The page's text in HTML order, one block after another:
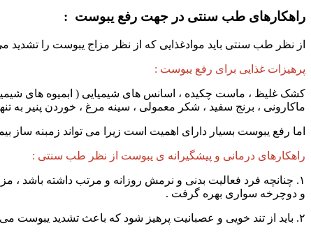
راهکارهای طب سنتی در جهت رفع یبوست :
از نظر طب سنتی باید موادغذایی که از نظر مزاج یبوست را تشدید
پرهیزات غذایی برای رفع یبوست :
کشک غلیظ ، ماست چکیده ، اسانس های شیمیایی ( ابمیوه های
ماکارونی ، برنج سفید ، شکر معمولی ، سینه مرغ ، خوردن پنیر به
اما رفع یبوست بسیار دارای اهمیت است زیرا می تواند زمبنه ساز
راهکارهای درمانی و پیشگیرانه ی یبوست از نظر طب سنتی :
۱. چنانچه فرد فعالیت بدنی و نرمش روزانه و مرتب داشته باشد
و دوچرخه سواری بهره گرفت .
۲. باید از تند خویی و عصبانیت پرهیز شود که باعث تشدید یبوست می شود .